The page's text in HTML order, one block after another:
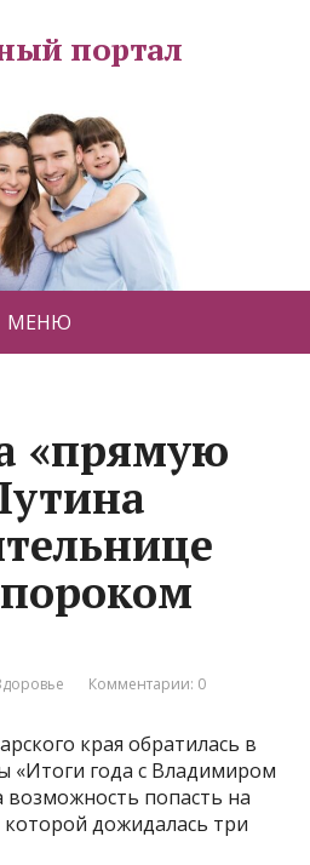
портал
МЕНЮ
«прямую
Комментарии: 0
края обратилась в
«Итоги года с Владимиром
попасть на
дожидалась три